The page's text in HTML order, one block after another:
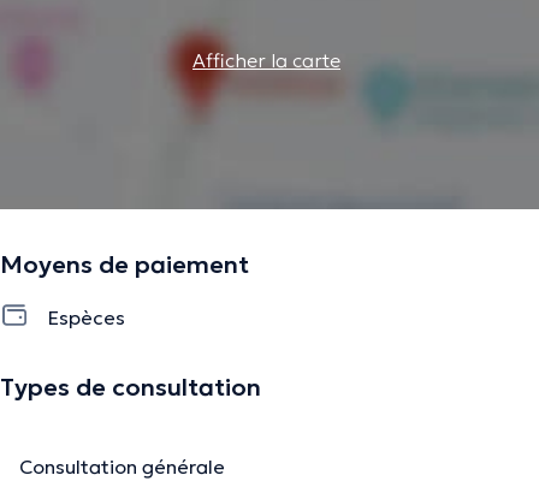
Afficher la carte
Moyens de paiement
Espèces
Types de consultation
Consultation générale